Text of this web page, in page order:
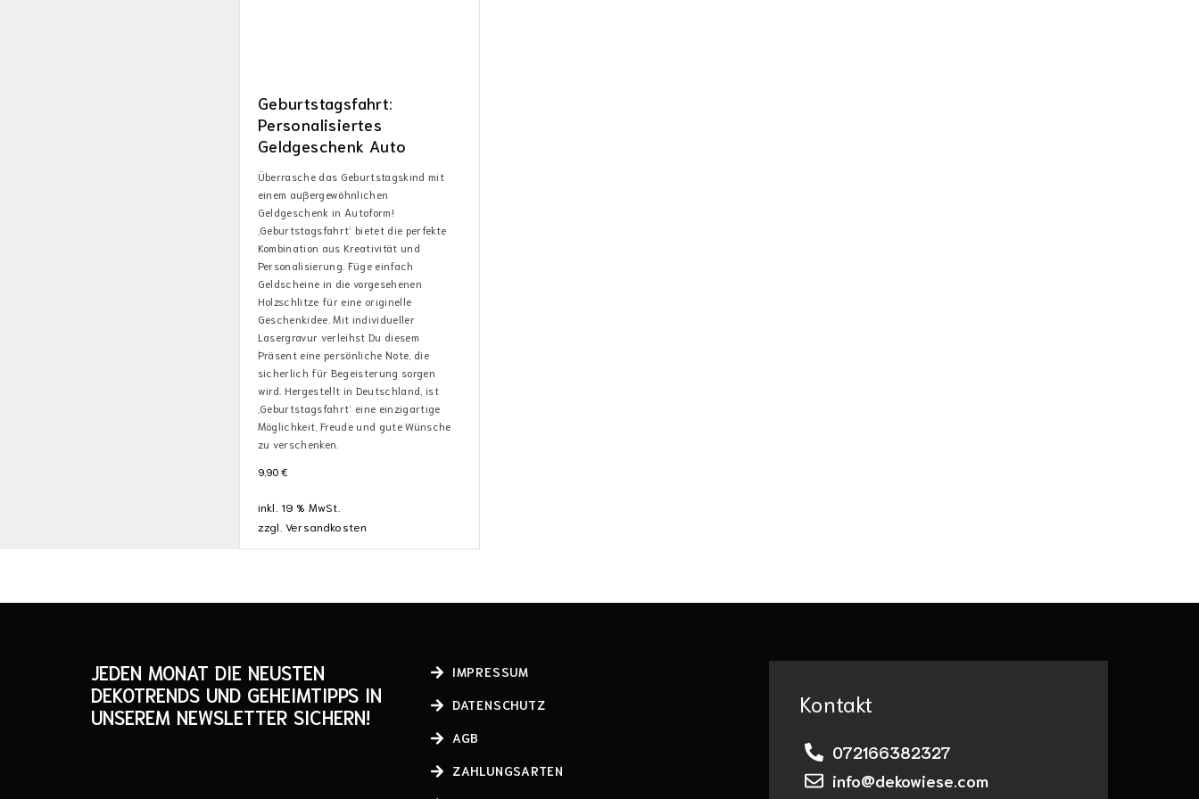
Geburtstagsfahrt:
Personalisiertes
Geldgeschenk Auto
Überrasche das Geburtstagskind mit
einem außergewöhnlichen
Geldgeschenk in Autoform!
‚Geburtstagsfahrt‘ bietet die perfekte
Kombination aus Kreativität und
Personalisierung. Füge einfach
Geldscheine in die vorgesehenen
Holzschlitze für eine originelle
Geschenkidee. Mit individueller
Lasergravur verleihst Du diesem
Präsent eine persönliche Note, die
sicherlich für Begeisterung sorgen
wird. Hergestellt in Deutschland, ist
‚Geburtstagsfahrt‘ eine einzigartige
Möglichkeit, Freude und gute Wünsche
zu verschenken.
9,90€
inkl. 19 % MwSt.
zzgl. Versandkosten
JEDEN MONAT DIE NEUSTEN
DEKOTRENDS UND GEHEIMTIPPS IN
UNSEREM NEWSLETTER SICHERN!
IMPRESSUM
DATENSCHUTZ
AGB
ZAHLUNGSARTEN
Kontakt
072166382327
info@dekowiese.com